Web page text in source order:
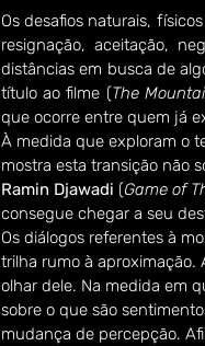
Os desafios naturais,
resignação, aceitação,
distâncias em busca de
título ao filme (The
que ocorre entre quem já
À medida que exploram o
mostra esta transição não
Ramin Djawadi (Game of
consegue chegar a seu
Os diálogos referentes à
trilha rumo à aproximação.
olhar dele. Na medida em
sobre o que são
mudança de percepção.